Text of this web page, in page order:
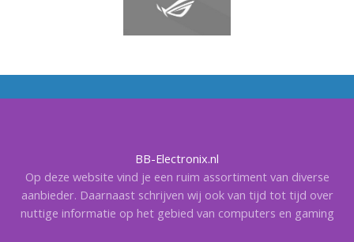
BB-Electronix.nl
Op deze website vind je een ruim assortiment van diverse
aanbieder. Daarnaast schrijven wij ook van tijd tot tijd over
nuttige informatie op het gebied van computers en gaming